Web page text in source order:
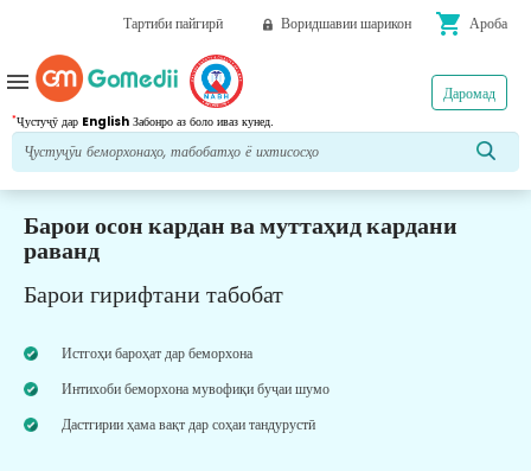
Тартиби пайгирӣ Воридшавии шарикон shopping_cart Ароба
*Ҷустуҷӯ дар English Забонро аз боло иваз кунед.
Даромад
menu
Барои осон кардан ва муттаҳид кардани
раванд
Барои гирифтани табобат
Истгоҳи бароҳат дар беморхона
Интихоби беморхона мувофиқи буҷаи шумо
Дастгирии ҳама вақт дар соҳаи тандурустӣ